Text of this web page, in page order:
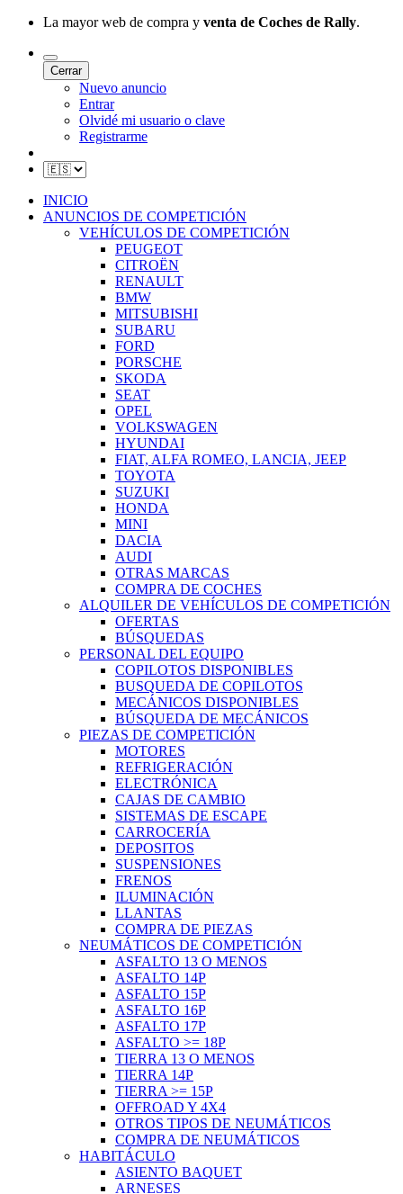
La mayor web de compra y venta de Coches de Rally.
Cerrar
Nuevo anuncio
Entrar
Olvidé mi usuario o clave
Registrarme
INICIO
ANUNCIOS DE COMPETICIÓN
VEHÍCULOS DE COMPETICIÓN
PEUGEOT
CITROËN
RENAULT
BMW
MITSUBISHI
SUBARU
FORD
PORSCHE
SKODA
SEAT
OPEL
VOLKSWAGEN
HYUNDAI
FIAT, ALFA ROMEO, LANCIA, JEEP
TOYOTA
SUZUKI
HONDA
MINI
DACIA
AUDI
OTRAS MARCAS
COMPRA DE COCHES
ALQUILER DE VEHÍCULOS DE COMPETICIÓN
OFERTAS
BÚSQUEDAS
PERSONAL DEL EQUIPO
COPILOTOS DISPONIBLES
BUSQUEDA DE COPILOTOS
MECÁNICOS DISPONIBLES
BÚSQUEDA DE MECÁNICOS
PIEZAS DE COMPETICIÓN
MOTORES
REFRIGERACIÓN
ELECTRÓNICA
CAJAS DE CAMBIO
SISTEMAS DE ESCAPE
CARROCERÍA
DEPOSITOS
SUSPENSIONES
FRENOS
ILUMINACIÓN
LLANTAS
COMPRA DE PIEZAS
NEUMÁTICOS DE COMPETICIÓN
ASFALTO 13 O MENOS
ASFALTO 14P
ASFALTO 15P
ASFALTO 16P
ASFALTO 17P
ASFALTO >= 18P
TIERRA 13 O MENOS
TIERRA 14P
TIERRA >= 15P
OFFROAD Y 4X4
OTROS TIPOS DE NEUMÁTICOS
COMPRA DE NEUMÁTICOS
HABITÁCULO
ASIENTO BAQUET
ARNESES